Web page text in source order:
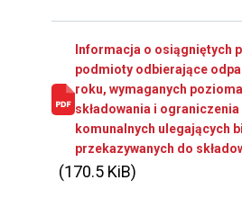
Informacja o osiągniętych
podmioty odbierające
roku, wymaganych
składowania i
komunalnych ulegających
przekazywanych do
(170.5 KiB)